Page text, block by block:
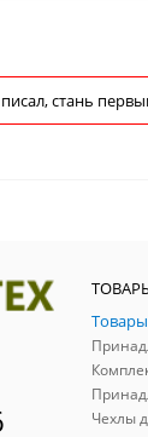
стань
Чехлы